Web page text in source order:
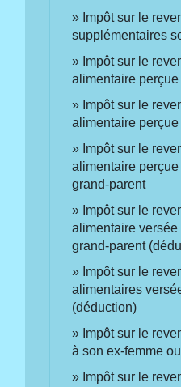
Impôt sur le
supplémentaires
Impôt sur le
alimentaire
Impôt sur le
alimentaire
Impôt sur le
alimentaire
grand-parent
Impôt sur le
alimentaire
grand-parent
Impôt sur le
alimentaires
(déduction)
Impôt sur le
à son ex-femme
Impôt sur le